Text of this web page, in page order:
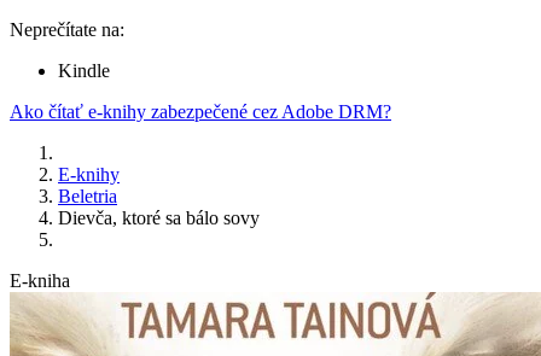
Neprečítate na:
Kindle
Ako čítať e-knihy zabezpečené cez Adobe DRM?
E-knihy
Beletria
Dievča, ktoré sa bálo sovy
E-kniha